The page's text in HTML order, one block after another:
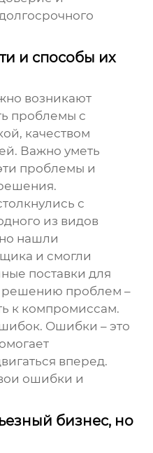
и способы их
возникают
проблемы с
качеством
Важно уметь
проблемы и
с
из видов
нашли
и смогли
поставки для
решению проблем –
к компромиссам.
Ошибки – это
вперед.
ошибки и
бизнес, но